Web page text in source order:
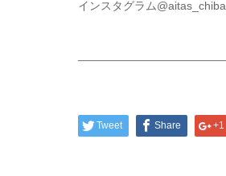
インスタグラム@aitas_chiba
Tweet Share +1